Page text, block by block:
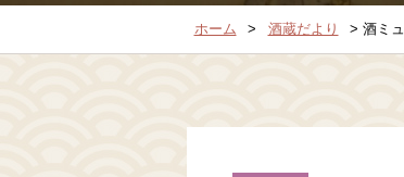
ホーム 酒蔵だより 酒ミ